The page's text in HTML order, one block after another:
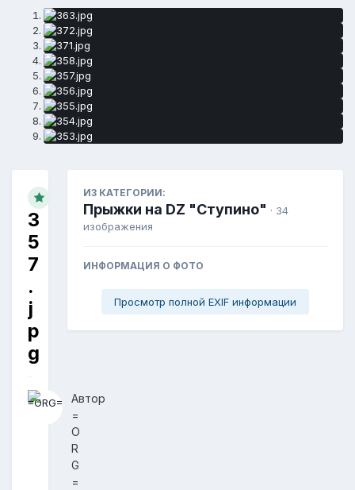
3
5
7
.
j
p
g
Автор
=
O
R
G
=
ИЗ КАТЕГОРИИ:
Прыжки на DZ "Ступино" · 34
изображения
ИНФОРМАЦИЯ О ФОТО
Просмотр полной EXIF информации